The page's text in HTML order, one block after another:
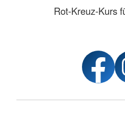
Rot-Kreuz-Kurs